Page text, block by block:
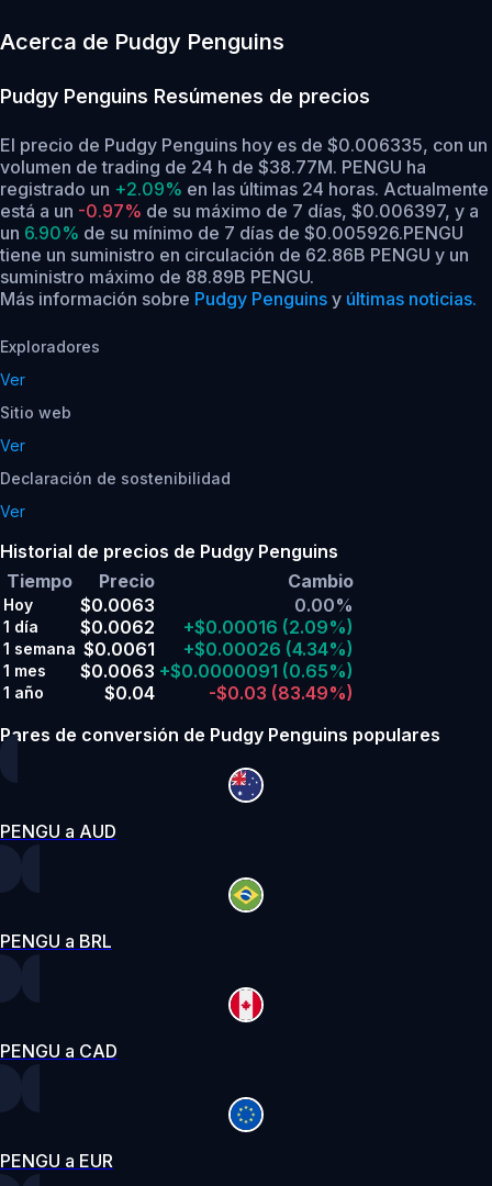
Acerca de Pudgy Penguins
Pudgy Penguins Resúmenes de precios
El precio de Pudgy Penguins hoy es de $0.006335, con un
volumen de trading de 24 h de $38.77M. PENGU ha
registrado un +2.09% en las últimas 24 horas. Actualmente
está a un -0.97% de su máximo de 7 días, $0.006397, y a
un 6.90% de su mínimo de 7 días de $0.005926.PENGU
tiene un suministro en circulación de 62.86B PENGU y un
suministro máximo de 88.89B PENGU.
Más información sobre Pudgy Penguins y últimas noticias.
Exploradores
Ver
Sitio web
Ver
Declaración de sostenibilidad
Ver
Historial de precios de Pudgy Penguins
Tiempo
Precio Cambio
Hoy $0.0063 0.00%
1 día $0.0062 +$0.00016 (2.09%)
1 semana $0.0061 +$0.00026 (4.34%)
1 mes $0.0063 +$0.0000091 (0.65%)
1 año $0.04 -$0.03 (83.49%)
Pares de conversión de Pudgy Penguins populares
PENGU a AUD
PENGU a BRL
PENGU a CAD
PENGU a EUR